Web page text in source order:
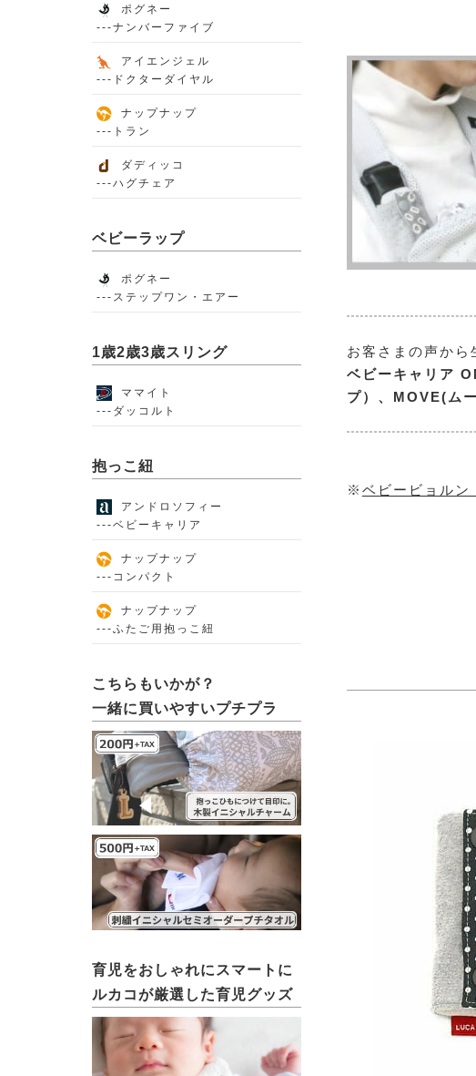
お客さまの声か
ベビーキャリア
プ）、MOVE(ム
※ ベビービョル
ポグネー
---ナンバーファイブ
アイエンジェル
---ドクターダイヤル
ナップナップ
---トラン
ダディッコ
---ハグチェア
ベビーラップ
ポグネー
---ステップワン・エアー
1歳2歳3歳スリング
ママイト
---ダッコルト
抱っこ紐
アンドロソフィー
---ベビーキャリア
ナップナップ
---コンパクト
ナップナップ
---ふたご用抱っこ紐
こちらもいかが？
一緒に買いやすいプチプラ
育児をおしゃれにスマートに
ルカコが厳選した育児グッズ